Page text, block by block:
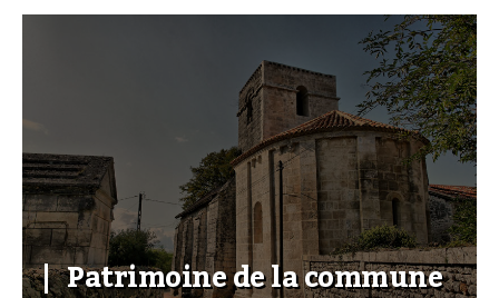
Patrimoine de la commune